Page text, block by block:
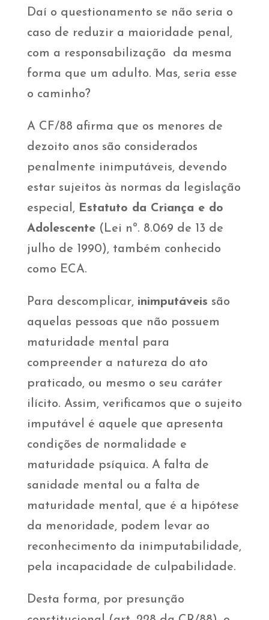
Daí o questionamento se não seria o
caso de reduzir a maioridade penal,
com a responsabilização da mesma
forma que um adulto. Mas, seria esse
o caminho?
A CF/88 afirma que os menores de
dezoito anos são considerados
penalmente inimputáveis, devendo
estar sujeitos às normas da legislação
especial, Estatuto da Criança e do
Adolescente(Lei nº. 8.069 de 13 de
julho de 1990), também conhecido
como ECA.
Para descomplicar, inimputáveis são
aquelas pessoas que não possuem
maturidade mental para
compreender a natureza do ato
praticado, ou mesmo o seu caráter
ilícito. Assim, verificamos que o sujeito
imputável é aquele que apresenta
condições de normalidade e
maturidade psíquica. A falta de
sanidade mental ou a falta de
maturidade mental, que é a hipótese
da menoridade, podem levar ao
reconhecimento da inimputabilidade,
pela incapacidade de culpabilidade.
Desta forma, por presunção